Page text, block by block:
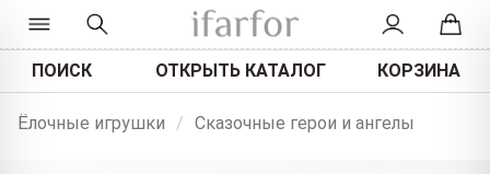
ПОИСК ОТКРЫТЬ КАТАЛОГ КОРЗИНА
Ёлочные игрушки / Сказочные герои и ангелы